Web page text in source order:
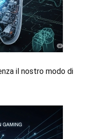
il nostro modo di